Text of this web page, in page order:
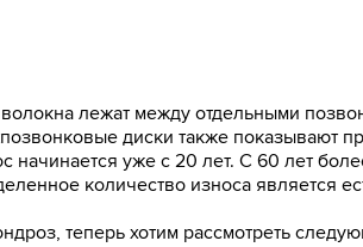
лежат между отдельными
диски также показывают
начинается уже с 20 лет. С 60 лет
количество износа является
теперь хотим рассмотреть